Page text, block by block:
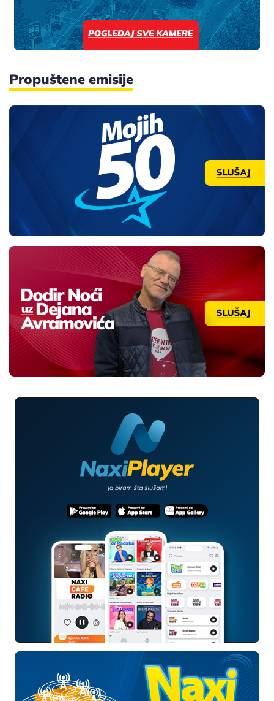
Propuštene emisije